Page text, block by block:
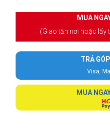
MUA
(Giao tận nơi hoặc lấy
TRẢ
Visa,
MUA